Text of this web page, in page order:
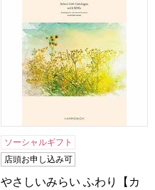
ソーシャルギフト
店頭お申し込み可
やさしいみらい ふわり【カ